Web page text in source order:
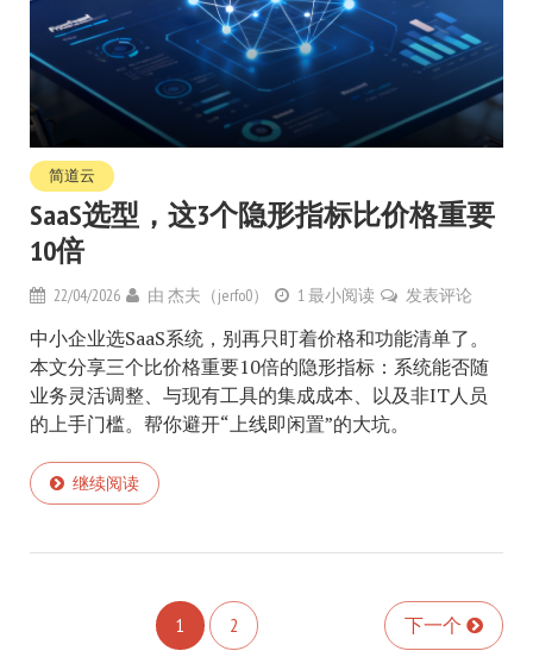
简道云
SaaS选型，这3个隐形指标比价格重要
10倍
22/04/2026 由 杰夫（jerfo0） 1 最小阅读 发表评论
中小企业选SaaS系统，别再只盯着价格和功能清单了。
本文分享三个比价格重要10倍的隐形指标：系统能否随
业务灵活调整、与现有工具的集成成本、以及非IT人员
的上手门槛。帮你避开“上线即闲置”的大坑。
继续阅读
1 2 下一个